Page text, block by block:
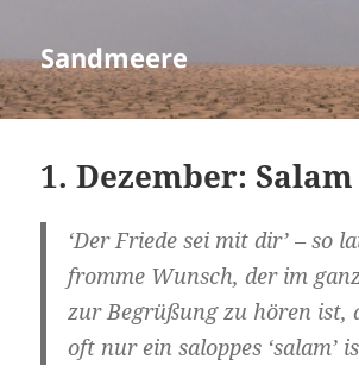
Sandmeere
1. Dezember:
‘Der Friede sei mit dir’ – so
fromme Wunsch, der im
zur Begrüßung zu hören ist,
oft nur ein saloppes ‘salam’